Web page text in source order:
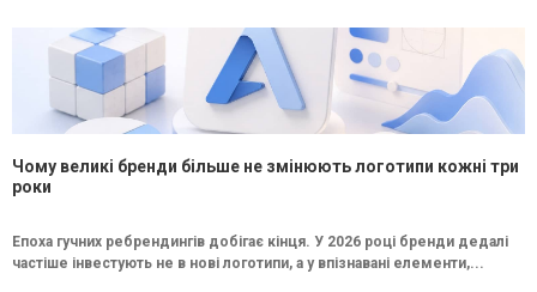
Чому великі бренди більше не змінюють логотипи кожні три
роки
Епоха гучних ребрендингів добігає кінця. У 2026 році бренди дедалі
частіше інвестують не в нові логотипи, а у впізнавані елементи,...